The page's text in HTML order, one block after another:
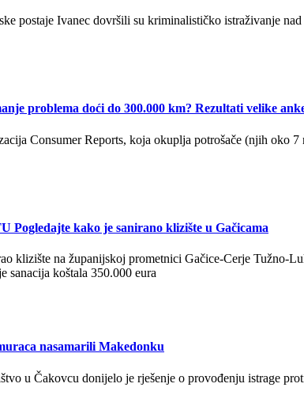
postaje Ivanec dovršili su kriminalističko istraživanje
problema doći do 300.000 km? Rezultati velike
Consumer Reports, koja okuplja potrošače (njih oko
Pogledajte kako je sanirano klizište u Gačicama
klizište na županijskoj prometnici Gačice-Cerje Tužno-
sanacija koštala 350.000 eura
nasamarili Makedonku
u Čakovcu donijelo je rješenje o provođenju istrage